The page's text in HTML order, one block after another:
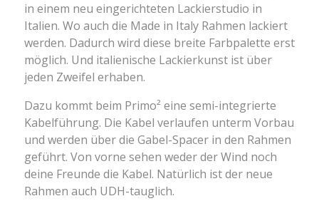
in einem neu eingerichteten Lackierstudio in
Italien. Wo auch die Made in Italy Rahmen lackiert
werden. Dadurch wird diese breite Farbpalette erst
möglich. Und italienische Lackierkunst ist über
jeden Zweifel erhaben.
Dazu kommt beim Primo² eine semi-integrierte
Kabelführung. Die Kabel verlaufen unterm Vorbau
und werden über die Gabel-Spacer in den Rahmen
geführt. Von vorne sehen weder der Wind noch
deine Freunde die Kabel. Natürlich ist der neue
Rahmen auch UDH-tauglich.